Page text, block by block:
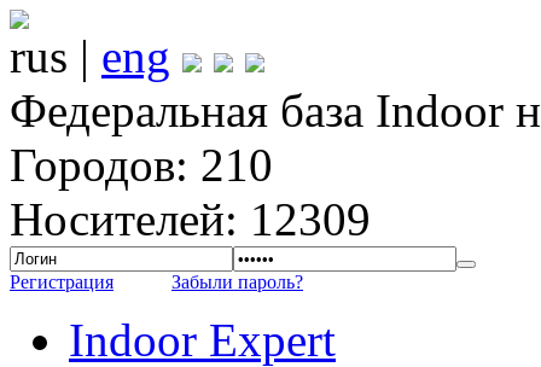
rus | eng
Федеральная база Indoor
Городов: 210
Носителей: 12309
Регистрация Забыли пароль?
Indoor Expert